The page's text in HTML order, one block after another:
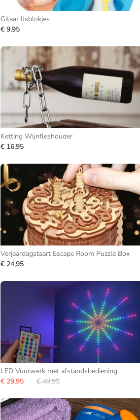
Gitaar IJsblokjes
€ 9,95
Ketting Wijnfleshouder
€ 16,95
Verjaardagstaart Escape Room Puzzle Box
€ 24,95
LED Vuurwerk met afstandsbediening
€ 29,95
€ 49,95